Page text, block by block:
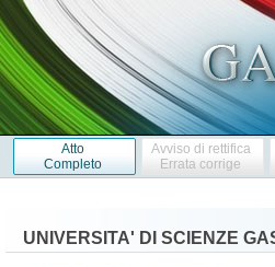
Atto
Completo
Avviso di rettifica
Errata corrige
UNIVERSITA' DI SCIENZE